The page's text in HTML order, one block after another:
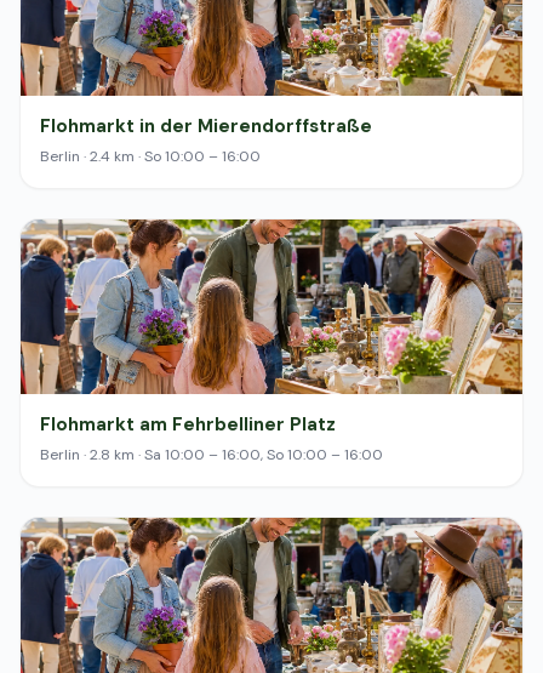
Flohmarkt in der Mierendorffstraße
Berlin · 2.4 km · So 10:00 – 16:00
Flohmarkt am Fehrbelliner Platz
Berlin · 2.8 km · Sa 10:00 – 16:00, So 10:00 – 16:00